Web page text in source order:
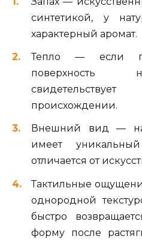
синтетикой, у
характерный аромат.
Тепло — если
поверхность
происхождении.
Внешний вид —
имеет
отличается от
Тактильные
однородной
быстро
форму после